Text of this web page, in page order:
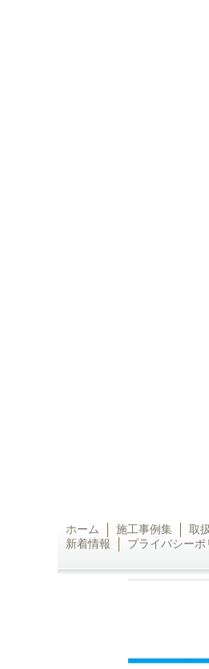
ホーム 施工事例集 取
新着情報
プライバシーポ